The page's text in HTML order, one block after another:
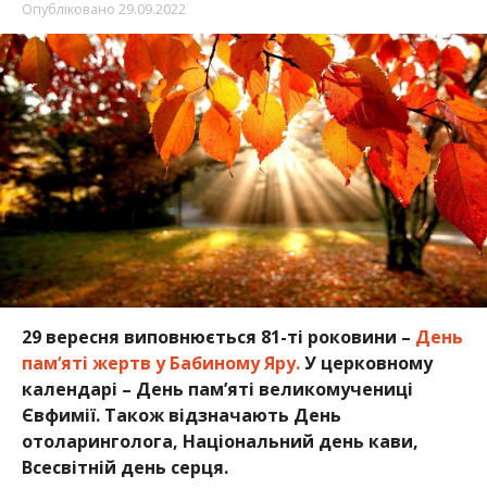
Опубліковано 29.09.2022
29 вересня виповнюється 81-ті роковини – День
пам‘яті жертв у Бабиному Яру.У церковному
календарі – День пам’яті великомучениці
Євфимії. Також відзначають День
отоларинголога, Національний день кави,
Всесвітній день серця.